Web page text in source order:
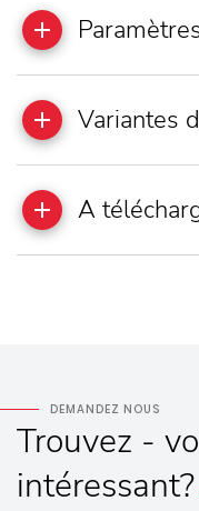
Variantes
A
DEMANDEZ NOUS
Trouvez -
intéressant?